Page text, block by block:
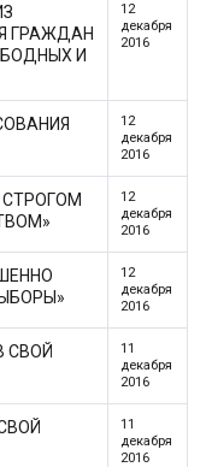
ГРАЖДАН
И
12
декабря
2016
12
декабря
2016
12
декабря
2016
12
декабря
2016
СВОЙ
11
декабря
2016
11
декабря
2016